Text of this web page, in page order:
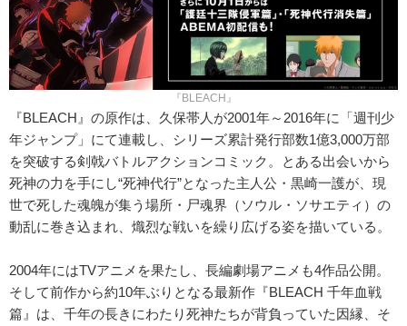
『BLEACH』
『BLEACH』の原作は、久保帯人が2001年～2016年に「週刊少
年ジャンプ」にて連載し、シリーズ累計発行部数1億3,000万部
を突破する剣戟バトルアクションコミック。とある出会いから
死神の力を手にし“死神代行”となった主人公・黒崎一護が、現
世で死した魂魄が集う場所・尸魂界（ソウル・ソサエティ）の
動乱に巻き込まれ、熾烈な戦いを繰り広げる姿を描いている。
2004年にはTVアニメを果たし、長編劇場アニメも4作品公開。
そして前作から約10年ぶりとなる最新作『BLEACH 千年血戦
篇』は、千年の長きにわたり死神たちが背負っていた因縁、そ